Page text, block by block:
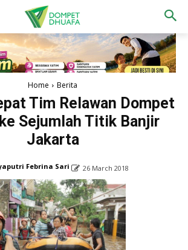
Home Berita
Tim Relawan Dompet
Sejumlah Titik Banjir
Jakarta
Febrina Sari 26 March 2018